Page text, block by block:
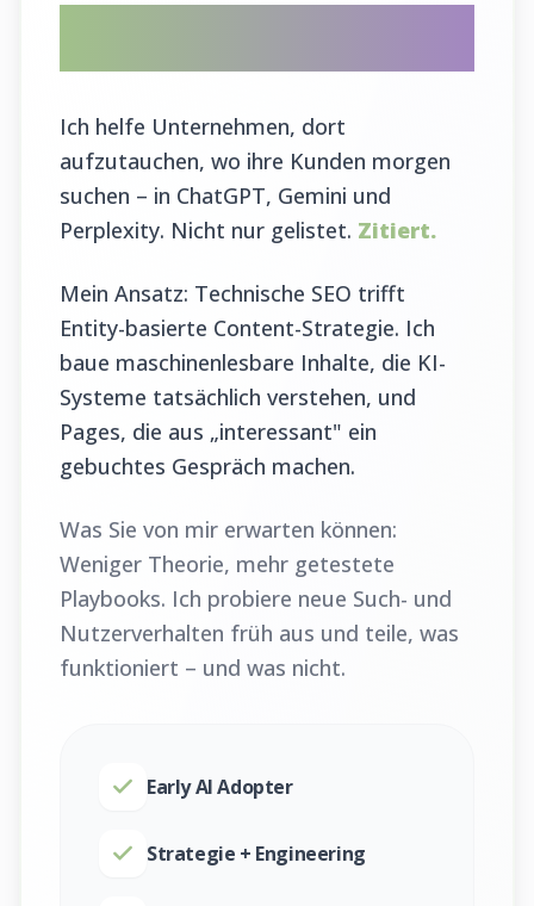
Ich helfe Unternehmen, dort
aufzutauchen, wo ihre Kunden morgen
suchen – in ChatGPT, Gemini und
Perplexity. Nicht nur gelistet. Zitiert.
Mein Ansatz: Technische SEO trifft
Entity-basierte Content-Strategie. Ich
baue maschinenlesbare Inhalte, die KI-
Systeme tatsächlich verstehen, und
Pages, die aus „interessant" ein
gebuchtes Gespräch machen.
Was Sie von mir erwarten können:
Weniger Theorie, mehr getestete
Playbooks. Ich probiere neue Such- und
Nutzerverhalten früh aus und teile, was
funktioniert – und was nicht.
Early AI Adopter
Strategie + Engineering